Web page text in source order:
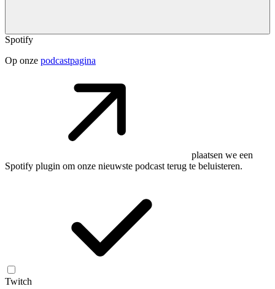
Spotify
Op onze podcastpagina
plaatsen we een
Spotify plugin om onze nieuwste podcast terug te beluisteren.
Twitch